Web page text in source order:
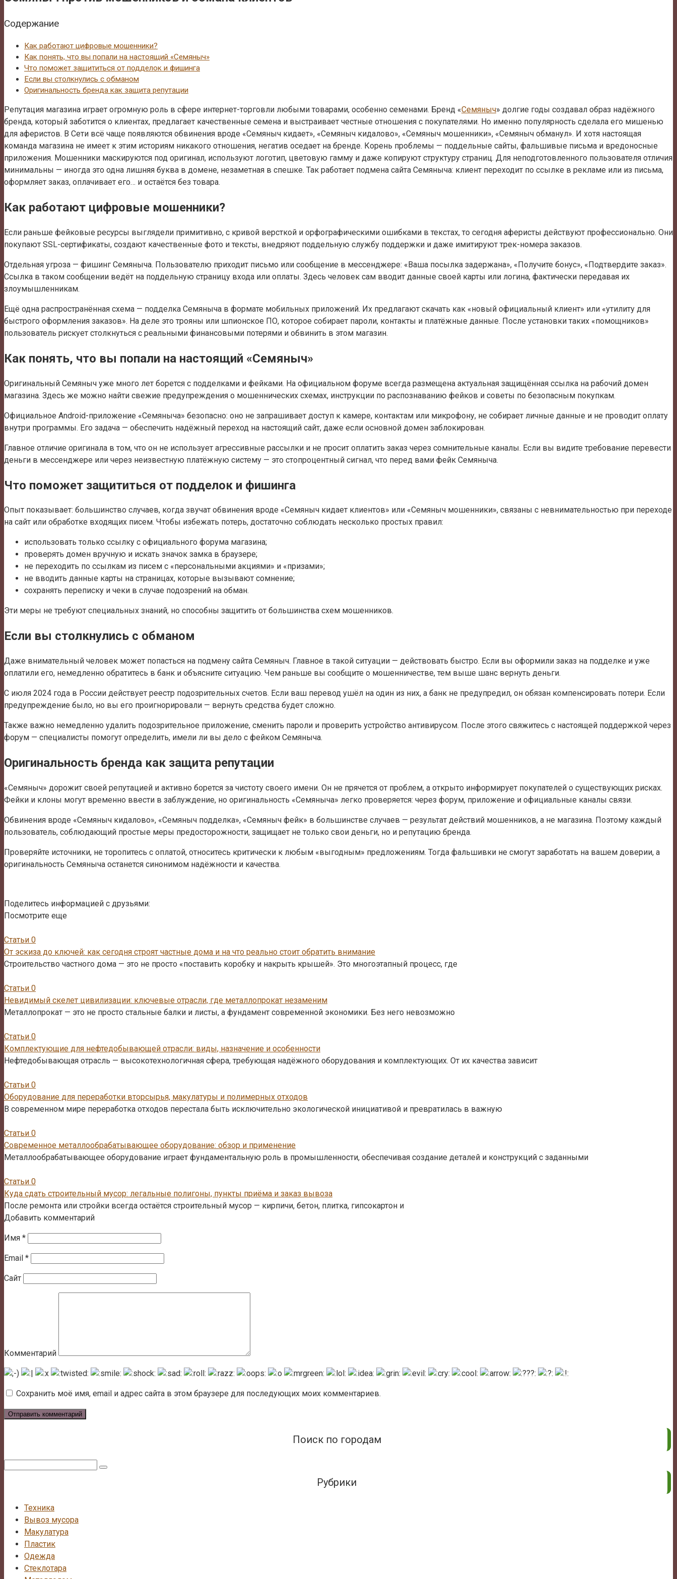
Содержание
Как работают цифровые мошенники?
Как понять, что вы попали на настоящий «Семяныч»
Что поможет защититься от подделок и фишинга
Если вы столкнулись с обманом
Оригинальность бренда как защита репутации
Репутация магазина играет огромную роль в сфере интернет-торговли любыми товарами, особенно семенами. Бренд «Семяныч» долгие годы создавал образ надёжного
бренда, который заботится о клиентах, предлагает качественные семена и выстраивает честные отношения с покупателями. Но именно популярность сделала его мишенью
для аферистов. В Сети всё чаще появляются обвинения вроде «Семяныч кидает», «Семяныч кидалово», «Семяныч мошенники», «Семяныч обманул». И хотя настоящая
команда магазина не имеет к этим историям никакого отношения, негатив оседает на бренде. Корень проблемы — поддельные сайты, фальшивые письма и вредоносные
приложения. Мошенники маскируются под оригинал, используют логотип, цветовую гамму и даже копируют структуру страниц. Для неподготовленного пользователя отличия
минимальны — иногда это одна лишняя буква в домене, незаметная в спешке. Так работает подмена сайта Семяныча: клиент переходит по ссылке в рекламе или из письма,
оформляет заказ, оплачивает его… и остаётся без товара.
Как работают цифровые мошенники?
Если раньше фейковые ресурсы выглядели примитивно, с кривой версткой и орфографическими ошибками в текстах, то сегодня аферисты действуют профессионально. Они
покупают SSL-сертификаты, создают качественные фото и тексты, внедряют поддельную службу поддержки и даже имитируют трек-номера заказов.
Отдельная угроза — фишинг Семяныча. Пользователю приходит письмо или сообщение в мессенджере: «Ваша посылка задержана», «Получите бонус», «Подтвердите заказ».
Ссылка в таком сообщении ведёт на поддельную страницу входа или оплаты. Здесь человек сам вводит данные своей карты или логина, фактически передавая их
злоумышленникам.
Ещё одна распространённая схема — подделка Семяныча в формате мобильных приложений. Их предлагают скачать как «новый официальный клиент» или «утилиту для
быстрого оформления заказов». На деле это трояны или шпионское ПО, которое собирает пароли, контакты и платёжные данные. После установки таких «помощников»
пользователь рискует столкнуться с реальными финансовыми потерями и обвинить в этом магазин.
Как понять, что вы попали на настоящий «Семяныч»
Оригинальный Семяныч уже много лет борется с подделками и фейками. На официальном форуме всегда размещена актуальная защищённая ссылка на рабочий домен
магазина. Здесь же можно найти свежие предупреждения о мошеннических схемах, инструкции по распознаванию фейков и советы по безопасным покупкам.
Официальное Android-приложение «Семяныча» безопасно: оно не запрашивает доступ к камере, контактам или микрофону, не собирает личные данные и не проводит оплату
внутри программы. Его задача — обеспечить надёжный переход на настоящий сайт, даже если основной домен заблокирован.
Главное отличие оригинала в том, что он не использует агрессивные рассылки и не просит оплатить заказ через сомнительные каналы. Если вы видите требование перевести
деньги в мессенджере или через неизвестную платёжную систему — это стопроцентный сигнал, что перед вами фейк Семяныча.
Что поможет защититься от подделок и фишинга
Опыт показывает: большинство случаев, когда звучат обвинения вроде «Семяныч кидает клиентов» или «Семяныч мошенники», связаны с невнимательностью при переходе
на сайт или обработке входящих писем. Чтобы избежать потерь, достаточно соблюдать несколько простых правил:
использовать только ссылку с официального форума магазина;
проверять домен вручную и искать значок замка в браузере;
не переходить по ссылкам из писем с «персональными акциями» и «призами»;
не вводить данные карты на страницах, которые вызывают сомнение;
сохранять переписку и чеки в случае подозрений на обман.
Эти меры не требуют специальных знаний, но способны защитить от большинства схем мошенников.
Если вы столкнулись с обманом
Даже внимательный человек может попасться на подмену сайта Семяныч. Главное в такой ситуации — действовать быстро. Если вы оформили заказ на подделке и уже
оплатили его, немедленно обратитесь в банк и объясните ситуацию. Чем раньше вы сообщите о мошенничестве, тем выше шанс вернуть деньги.
С июля 2024 года в России действует реестр подозрительных счетов. Если ваш перевод ушёл на один из них, а банк не предупредил, он обязан компенсировать потери. Если
предупреждение было, но вы его проигнорировали — вернуть средства будет сложно.
Также важно немедленно удалить подозрительное приложение, сменить пароли и проверить устройство антивирусом. После этого свяжитесь с настоящей поддержкой через
форум — специалисты помогут определить, имели ли вы дело с фейком Семяныча.
Оригинальность бренда как защита репутации
«Семяныч» дорожит своей репутацией и активно борется за чистоту своего имени. Он не прячется от проблем, а открыто информирует покупателей о существующих рисках.
Фейки и клоны могут временно ввести в заблуждение, но оригинальность «Семяныча» легко проверяется: через форум, приложение и официальные каналы связи.
Обвинения вроде «Семяныч кидалово», «Семяныч подделка», «Семяныч фейк» в большинстве случаев — результат действий мошенников, а не магазина. Поэтому каждый
пользователь, соблюдающий простые меры предосторожности, защищает не только свои деньги, но и репутацию бренда.
Проверяйте источники, не торопитесь с оплатой, относитесь критически к любым «выгодным» предложениям. Тогда фальшивки не смогут заработать на вашем доверии, а
оригинальность Семяныча останется синонимом надёжности и качества.
Поделитесь информацией с друзьями:
Посмотрите еще
Статьи 0
От эскиза до ключей: как сегодня строят частные дома и на что реально стоит обратить внимание
Строительство частного дома — это не просто «поставить коробку и накрыть крышей». Это многоэтапный процесс, где
Статьи 0
Невидимый скелет цивилизации: ключевые отрасли, где металлопрокат незаменим
Металлопрокат — это не просто стальные балки и листы, а фундамент современной экономики. Без него невозможно
Статьи 0
Комплектующие для нефтедобывающей отрасли: виды, назначение и особенности
Нефтедобывающая отрасль — высокотехнологичная сфера, требующая надёжного оборудования и комплектующих. От их качества зависит
Статьи 0
Оборудование для переработки вторсырья, макулатуры и полимерных отходов
В современном мире переработка отходов перестала быть исключительно экологической инициативой и превратилась в важную
Статьи 0
Современное металлообрабатывающее оборудование: обзор и применение
Металлообрабатывающее оборудование играет фундаментальную роль в промышленности, обеспечивая создание деталей и конструкций с заданными
Статьи 0
Куда сдать строительный мусор: легальные полигоны, пункты приёма и заказ вывоза
После ремонта или стройки всегда остаётся строительный мусор — кирпичи, бетон, плитка, гипсокартон и
Добавить комментарий
Имя *
Email *
Сайт
Комментарий
Сохранить моё имя, email и адрес сайта в этом браузере для последующих моих комментариев.
Поиск по городам
Рубрики
Техника
Вывоз мусора
Макулатура
Пластик
Одежда
Стеклотара